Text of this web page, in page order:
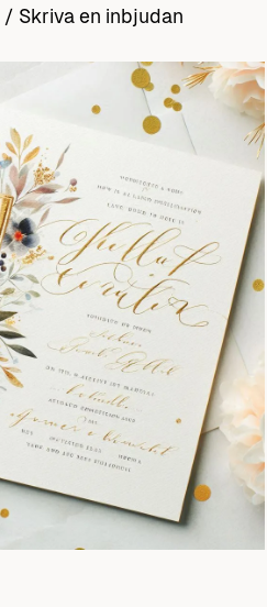
/ Skriva en inbjudan